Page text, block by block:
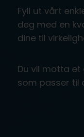
Fyll ut vårt
deg med en
dine til
Du vil motta
som passer til